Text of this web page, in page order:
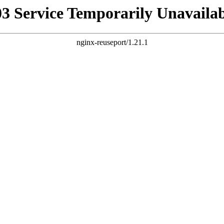
Service Temporarily
nginx-reuseport/1.21.1